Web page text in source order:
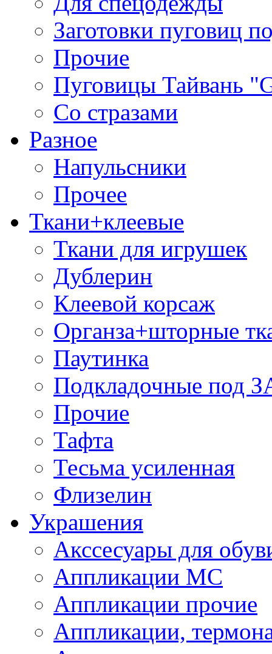
Заготовки пуговиц
Прочие
Пуговицы Тайвань
Со стразами
Разное
Напульсники
Прочее
Ткани+клеевые
Ткани для игрушек
Дублерин
Клеевой корсаж
Органза+шторные
Паутинка
Подкладочные под
Прочие
Тафта
Тесьма усиленная
Флизелин
Украшения
Акссесуары для
Аппликации МС
Аппликации прочие
Аппликации,